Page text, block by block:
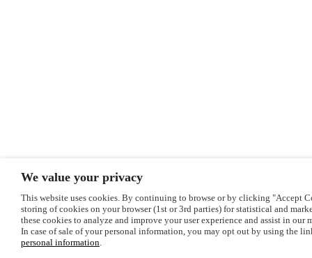
We value your privacy
This website uses cookies. By continuing to browse or by clicking "Accept
storing of cookies on your browser (1st or 3rd parties) for statistical and
these cookies to analyze and improve your user experience and assist in our
In case of sale of your personal information, you may opt out by using the
personal information.